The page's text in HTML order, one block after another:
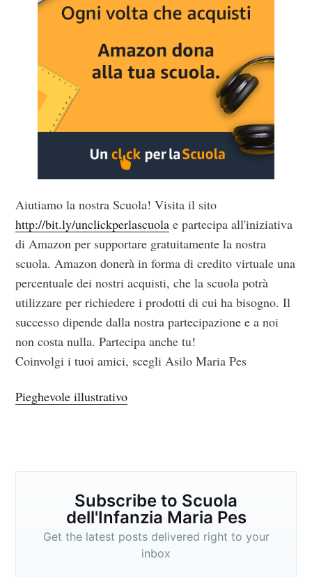
Aiutiamo la nostra Scuola! Visita il sito
http://bit.ly/unclickperlascuola e partecipa all'iniziativa
di Amazon per supportare gratuitamente la nostra
scuola. Amazon donerà in forma di credito virtuale una
percentuale dei nostri acquisti, che la scuola potrà
utilizzare per richiedere i prodotti di cui ha bisogno. Il
successo dipende dalla nostra partecipazione e a noi
non costa nulla. Partecipa anche tu!
Coinvolgi i tuoi amici, scegli Asilo Maria Pes
Pieghevole illustrativo
Subscribe to Scuola
dell'Infanzia Maria Pes
Get the latest posts delivered right to your
inbox
Subscribe to
Scuola
Maria Pes
Stay up to date! Get all the latest &
greatest posts delivered straight to
your inbox